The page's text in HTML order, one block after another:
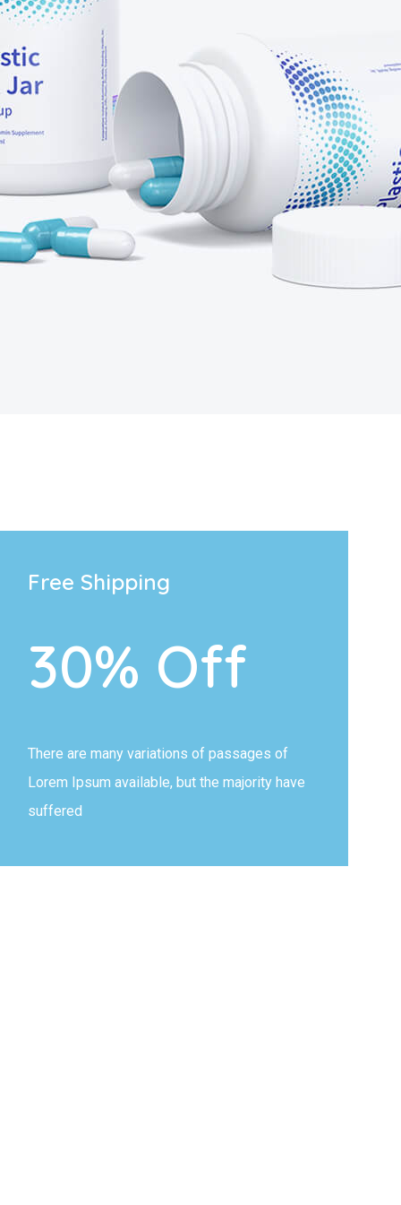
Free Shipping
30% Off
There are many variations of passages of
Lorem Ipsum available, but the majority have
suffered